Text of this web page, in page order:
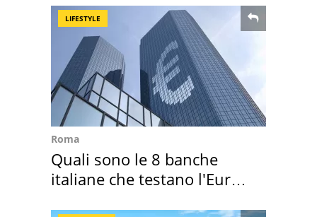
LIFESTYLE
Roma
Quali sono le 8 banche
italiane che testano l'Euro